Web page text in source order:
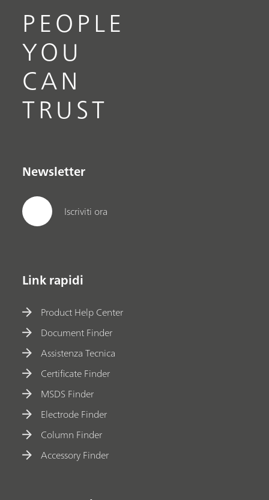
PEOPLE
YOU
CAN
TRUST
Newsletter
Iscriviti ora
Link rapidi
Product Help Center
Document Finder
Assistenza Tecnica
Certificate Finder
MSDS Finder
Electrode Finder
Column Finder
Accessory Finder